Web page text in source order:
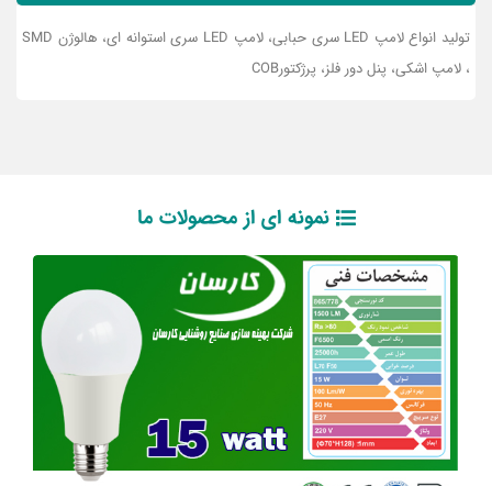
تولید انواع لامپ LED سری حبابی، لامپ LED سری استوانه ای، هالوژن SMD
، لامپ اشکی، پنل دور فلز، پرژکتورCOB
نمونه ای از محصولات ما